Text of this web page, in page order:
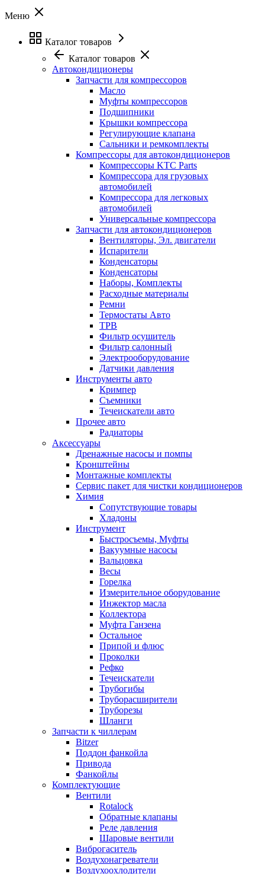
Меню
Каталог товаров
Каталог товаров
Автокондиционеры
Запчасти для компрессоров
Масло
Муфты компрессоров
Подшипники
Крышки компрессора
Регулирующие клапана
Сальники и ремкомплекты
Компрессоры для автокондиционеров
Компрессоры KTC Parts
Компрессора для грузовых
автомобилей
Компрессора для легковых
автомобилей
Универсальные компрессора
Запчасти для автокондиционеров
Вентиляторы, Эл. двигатели
Испарители
Конденсаторы
Конденсаторы
Наборы, Комплекты
Расходные материалы
Ремни
Термостаты Авто
ТРВ
Фильтр осушитель
Фильтр салонный
Электрооборудование
Датчики давления
Инструменты авто
Кримпер
Съемники
Течеискатели авто
Прочее авто
Радиаторы
Аксессуары
Дренажные насосы и помпы
Кронштейны
Монтажные комплекты
Сервис пакет для чистки кондиционеров
Химия
Сопутствующие товары
Хладоны
Инструмент
Быстросъемы, Муфты
Вакуумные насосы
Вальцовка
Весы
Горелка
Измерительное оборудование
Инжектор масла
Коллектора
Муфта Ганзена
Остальное
Припой и флюс
Проколки
Рефко
Течеискатели
Трубогибы
Труборасширители
Труборезы
Шланги
Запчасти к чиллерам
Bitzer
Поддон фанкойла
Привода
Фанкойлы
Комплектующие
Вентили
Rotalock
Обратные клапаны
Реле давления
Шаровые вентили
Виброгаситель
Воздухонагреватели
Воздухоохлодители